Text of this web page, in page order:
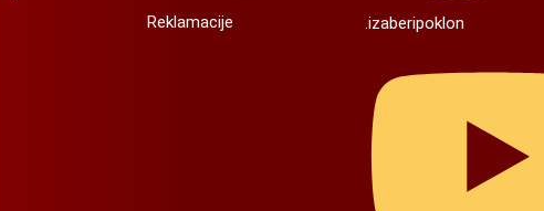
Reklamacije .izaberipoklon